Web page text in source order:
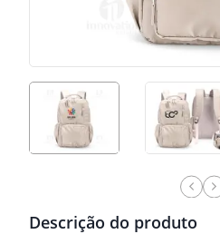
Descrição do produto